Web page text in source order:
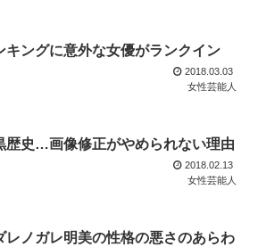
キングに意外な女優がランクイン
2018.03.03
女性芸能人
歴史…画像修正がやめられない理由
2018.02.13
女性芸能人
レノガレ明美の性格の悪さのあらわ